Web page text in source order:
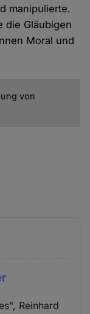
manipulierte.
die Gläubigen
Moral und
von
Reinhard